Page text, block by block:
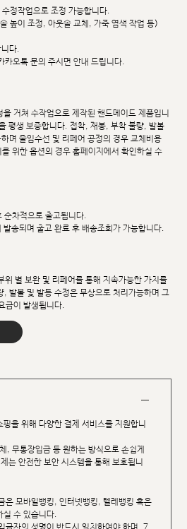
정작업으로 조정 가능합니다.
높이 조정, 아웃솔 교체, 가죽 염색 작업 등)
다.
카오톡 문의 주시면 안내 드립니다.
거쳐 수작업으로 제작된 핸드메이드 제품입니
평생 보증합니다. 접착, 재봉, 부착 불량, 발볼
며 줄임수선 및 리페어 공정의 경우 교체비용
위한 옵션의 경우 홈페이지에서 확인하실 수
순차적으로 출고됩니다.
송되며 출고 완료 후 배송조회가 가능합니다.
위 별 보완 및 리페어를 통해 지속가능한 가치를
발볼 및 발등 수정은 무상으로 처리가능하며 그
금이 발생됩니다.
을 위해 다양한 결제 서비스를 지원합니
, 무통장입금 등 원하는 방식으로 손쉽게
는 안전한 보안 시스템을 통해 보호됩니
은 모바일뱅킹, 인터넷뱅킹, 텔레뱅킹 혹은
실 수 있습니다.
금자의 성명이 반드시 일치하여야 하며, 7